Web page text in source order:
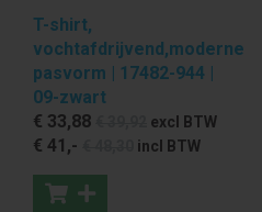
T-shirt,
vochtafdrijvend,moderne
pasvorm | 17482-944 |
09-zwart
€ 33,88 excl BTW
€ 41 ,- incl BTW